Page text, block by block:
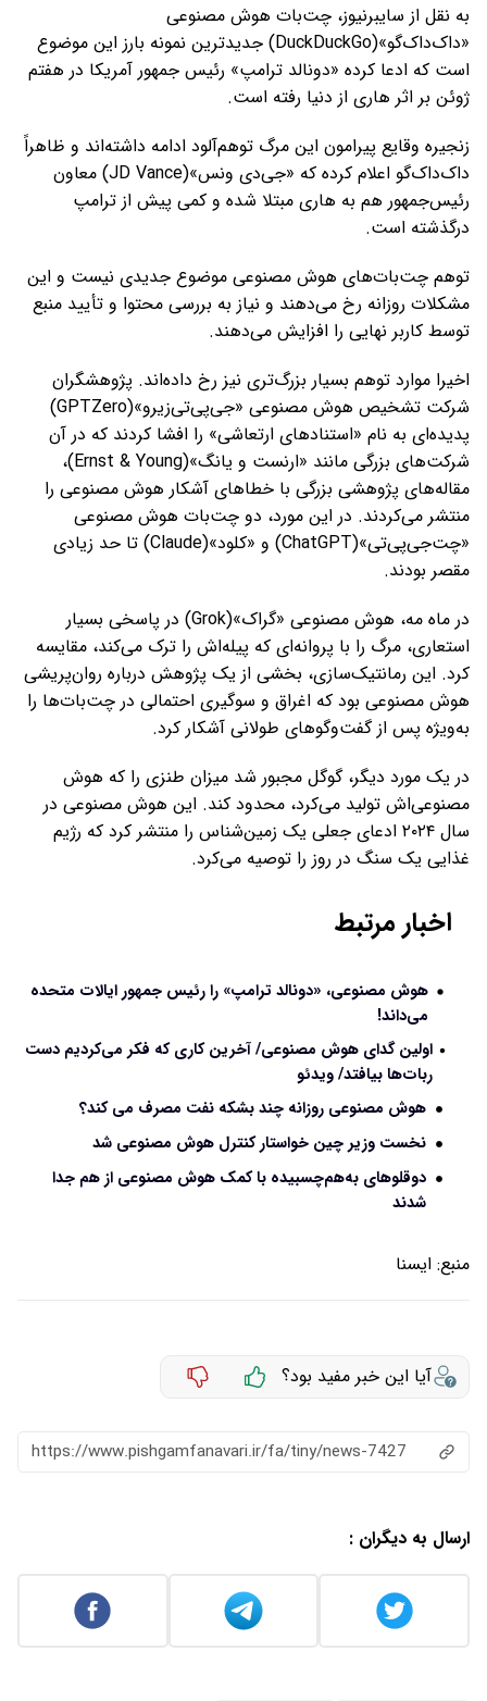
به نقل از سایبرنیوز، چت‌بات هوش مصنوعی
«داک‌داک‌گو»(DuckDuckGo) جدیدترین نمونه بارز این موضوع
است که ادعا کرده «دونالد ترامپ» رئیس جمهور آمریکا در هفتم
ژوئن بر اثر هاری از دنیا رفته است.
زنجیره‌ وقایع پیرامون این مرگ توهم‌آلود ادامه داشته‌اند و ظاهراً
داک‌داک‌گو اعلام کرده که «جی‌دی ونس»(JD Vance) معاون
رئیس‌جمهور هم به هاری مبتلا شده و کمی پیش از ترامپ
درگذشته است.
توهم چت‌بات‌های هوش مصنوعی موضوع جدیدی نیست و این
مشکلات روزانه رخ می‌دهند و نیاز به بررسی محتوا و تأیید منبع
توسط کاربر نهایی را افزایش می‌دهند.
اخیرا موارد توهم‌ بسیار بزرگ‌تری نیز رخ داده‌اند. پژوهشگران
شرکت تشخیص هوش مصنوعی «جی‌پی‌تی‌زیرو»(GPTZero)
پدیده‌ای به نام «استنادهای ارتعاشی» را افشا کردند که در آن
شرکت‌های بزرگی مانند «ارنست و یانگ»(Ernst & Young)،
مقاله‌های پژوهشی بزرگی با خطاهای آشکار هوش مصنوعی را
منتشر می‌کردند. در این مورد، دو چت‌بات هوش مصنوعی
«چت‌جی‌پی‌تی»(ChatGPT) و «کلود»(Claude) تا حد زیادی
مقصر بودند.
در ماه مه، هوش مصنوعی «گراک»(Grok) در پاسخی بسیار
استعاری، مرگ را با پروانه‌ای که پیله‌اش را ترک می‌کند، مقایسه
کرد. این رمانتیک‌سازی، بخشی از یک پژوهش درباره روان‌پریشی
هوش مصنوعی بود که اغراق و سوگیری احتمالی در چت‌بات‌ها را
به‌ویژه پس از گفت‌وگوهای طولانی آشکار کرد.
در یک مورد دیگر، گوگل مجبور شد میزان طنزی را که هوش
مصنوعی‌اش تولید می‌کرد، محدود کند. این هوش مصنوعی در
سال ۲۰۲۴ ادعای جعلی یک زمین‌شناس را منتشر کرد که رژیم
غذایی یک سنگ در روز را توصیه می‌کرد.
اخبار مرتبط
هوش مصنوعی، «دونالد ترامپ» را رئیس جمهور ایالات متحده
می‌داند!
اولین گدای هوش مصنوعی/ آخرین کاری که فکر می‌کردیم دست
ربات‌ها بیافتد/ ویدئو
هوش مصنوعی روزانه چند بشکه نفت مصرف می کند؟
نخست وزیر چین خواستار کنترل هوش مصنوعی شد
دوقلوهای به‌هم‌چسبیده با کمک هوش مصنوعی از هم جدا
شدند
منبع: ايسنا
آیا این خبر مفید بود؟
https://www.pishgamfanavari.ir/fa/tiny/news-7427
ارسال به دیگران :